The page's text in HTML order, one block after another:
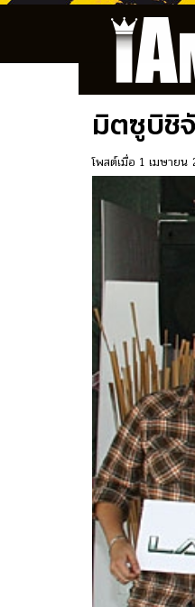
มิตซูบิชิ
โพสต์เมื่อ 1 เมษายน